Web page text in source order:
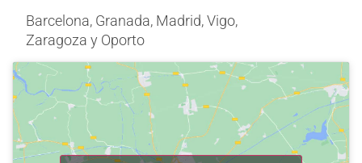
Barcelona, Granada, Madrid, Vigo,
Zaragoza y Oporto